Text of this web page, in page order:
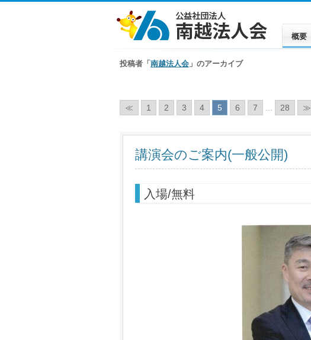
概要
投稿者「 南越法人会 」のアーカイブ
≪ 1 2 3 4 5 6 7 28 ≫
講演会のご案内(一般公開)
入場/無料